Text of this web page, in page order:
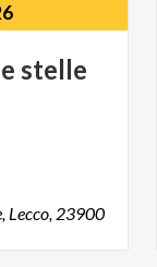
stelle
Lecco, 23900